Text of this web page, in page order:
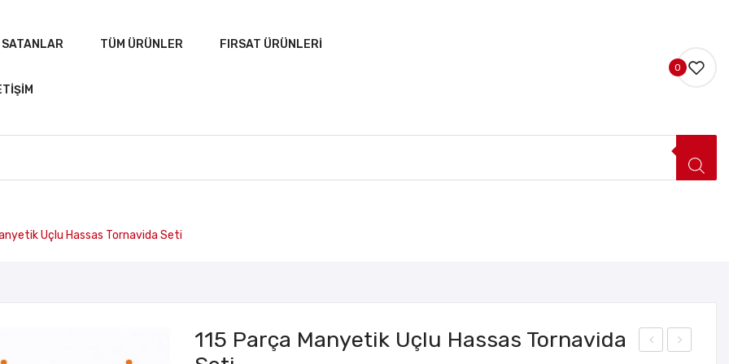
SATANLAR TÜM ÜRÜNLER FIRSAT ÜRÜNLERI
0
ÇOK SATANLAR TÜM ÜRÜNLER
Uçlu Hassas Tornavida Seti
115 Parça Manyetik Uçlu Hassas Tornavida